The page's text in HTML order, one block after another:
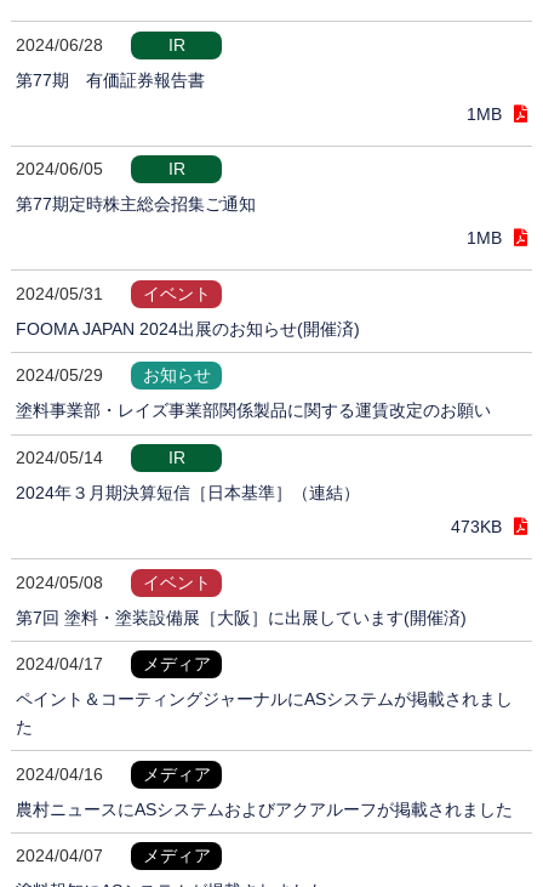
2024/06/28
IR
第77期 有価証券報告書
1MB
2024/06/05
IR
第77期定時株主総会招集ご通知
1MB
2024/05/31
イベント
FOOMA JAPAN 2024出展のお知らせ(開催済)
2024/05/29
お知らせ
塗料事業部・レイズ事業部関係製品に関する運賃改定のお願い
2024/05/14
IR
2024年３月期決算短信［日本基準］（連結）
473KB
2024/05/08
イベント
第7回 塗料・塗装設備展［大阪］に出展しています(開催済)
2024/04/17
メディア
ペイント＆コーティングジャーナルにASシステムが掲載されまし
た
2024/04/16
メディア
農村ニュースにASシステムおよびアクアルーフが掲載されました
2024/04/07
メディア